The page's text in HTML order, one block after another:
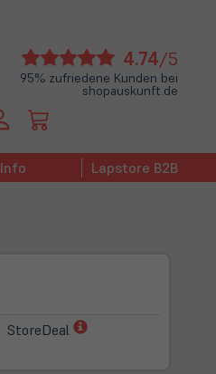
4.74/5
95% zufriedene Kunden bei
shopauskunft.de
Info Lapstore B2B
StoreDeal
(öffnet